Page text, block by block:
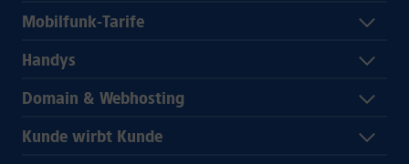
Mobilfunk-Tarife
Handys
Domain & Webhosting
Kunde wirbt Kunde